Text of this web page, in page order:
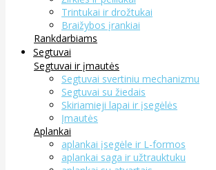
Trintukai ir drožtukai
Braižybos įrankiai
Rankdarbiams
Segtuvai
Segtuvai ir įmautės
Segtuvai svertiniu mechanizmu
Segtuvai su žiedais
Skiriamieji lapai ir įsegėlės
Įmautės
Aplankai
aplankai įsegėle ir L-formos
aplankai saga ir užtrauktuku